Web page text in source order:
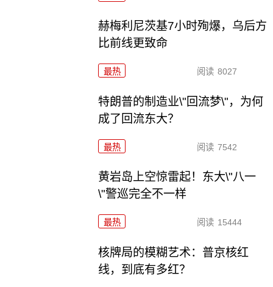
赫梅利尼茨基7小时殉爆，乌后方
比前线更致命
最热 阅读 8027
特朗普的制造业\"回流梦\"，为何
成了回流东大？
最热 阅读 7542
黄岩岛上空惊雷起！东大\"八一
\"警巡完全不一样
最热 阅读 15444
核牌局的模糊艺术：普京核红
线，到底有多红？